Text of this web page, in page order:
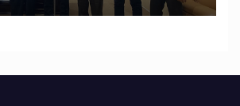
Migran